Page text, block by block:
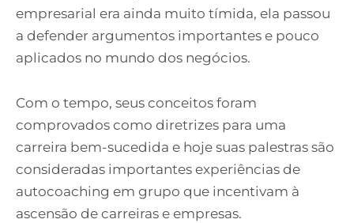
empresarial era ainda muito tímida, ela passou
a defender argumentos importantes e pouco
aplicados no mundo dos negócios.
Com o tempo, seus conceitos foram
comprovados como diretrizes para uma
carreira bem-sucedida e hoje suas palestras são
consideradas importantes experiências de
autocoaching em grupo que incentivam à
ascensão de carreiras e empresas.